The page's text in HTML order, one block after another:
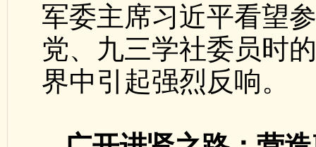
军委主席习近平看望
党、九三学社委员时
界中引起强烈反响。